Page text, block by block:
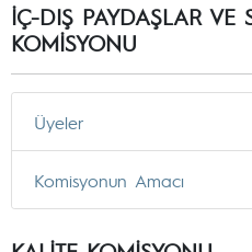
İÇ-DIŞ PAYDAŞLAR VE
KOMİSYONU
Üyeler
Komisyonun Amacı